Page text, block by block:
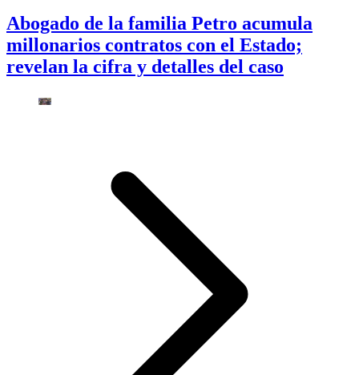
Abogado de la familia Petro acumula
millonarios contratos con el Estado;
revelan la cifra y detalles del caso